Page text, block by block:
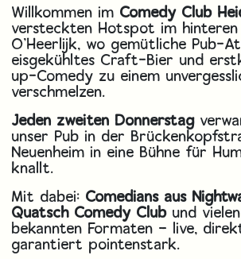
Willkommen im Comedy Club
versteckten Hotspot im hinteren
O’Heerlijk, wo gemütliche Pub-
eisgekühltes Craft-Bier und
up-Comedy zu einem
verschmelzen.
Jeden zweiten Donnerstag
unser Pub in der
Neuenheim in eine Bühne für
knallt.
Mit dabei: Comedians aus
Quatsch Comedy Club und
bekannten Formaten – live,
garantiert pointenstark.